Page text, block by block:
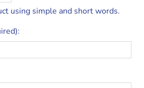
using simple and short words.